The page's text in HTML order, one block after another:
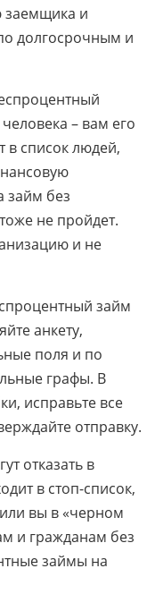
заемщика и
долгосрочным и
– вам его
в список людей,
займ без
не пройдет.
и не
займ
анкету,
поля и по
графы. В
исправьте все
отправку.
отказать в
в стоп-список,
вы в «черном
и гражданам без
займы на